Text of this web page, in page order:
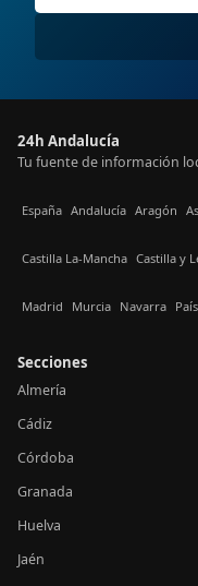
24h Andalucía
Tu fuente de información
España Andalucía Aragón
Castilla La-Mancha Castilla y
Madrid Murcia Navarra
Secciones
Almería
Cádiz
Córdoba
Granada
Huelva
Jaén